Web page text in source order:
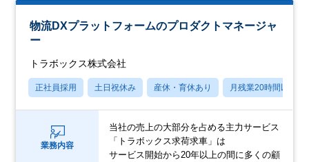
物流DXプラットフォームのプロダクトマネージャ
ー
トラボックス株式会社
正社員採用 土日祝休み 産休・育休あり 月残業20時間以内
業務内容
当社の売上の大部分を占める主力サービス
「トラボックス求荷求車」は
サービス開始から20年以上の間に多くの顧